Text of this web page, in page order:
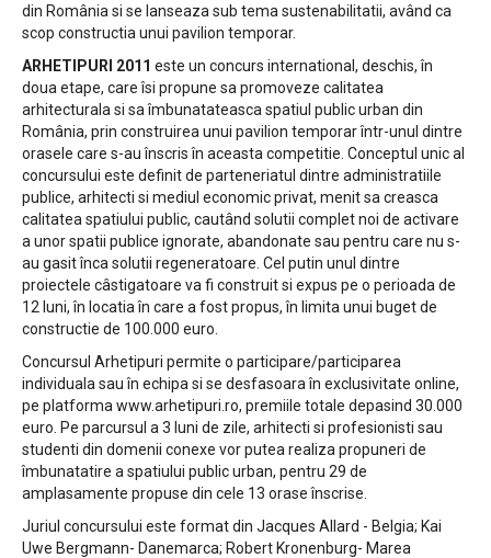
din România si se lanseaza sub tema sustenabilitatii, având ca
scop constructia unui pavilion temporar.
ARHETIPURI 2011 este un concurs international, deschis, în
doua etape, care îsi propune sa promoveze calitatea
arhitecturala si sa îmbunatateasca spatiul public urban din
România, prin construirea unui pavilion temporar într-unul dintre
orasele care s-au înscris în aceasta competitie. Conceptul unic al
concursului este definit de parteneriatul dintre administratiile
publice, arhitecti si mediul economic privat, menit sa creasca
calitatea spatiului public, cautând solutii complet noi de activare
a unor spatii publice ignorate, abandonate sau pentru care nu s-
au gasit înca solutii regeneratoare. Cel putin unul dintre
proiectele câstigatoare va fi construit si expus pe o perioada de
12 luni, în locatia în care a fost propus, în limita unui buget de
constructie de 100.000 euro.
Concursul Arhetipuri permite o participare/participarea
individuala sau în echipa si se desfasoara în exclusivitate online,
pe platforma www.arhetipuri.ro, premiile totale depasind 30.000
euro. Pe parcursul a 3 luni de zile, arhitecti si profesionisti sau
studenti din domenii conexe vor putea realiza propuneri de
îmbunatatire a spatiului public urban, pentru 29 de
amplasamente propuse din cele 13 orase înscrise.
Juriul concursului este format din Jacques Allard - Belgia; Kai
Uwe Bergmann- Danemarca; Robert Kronenburg- Marea